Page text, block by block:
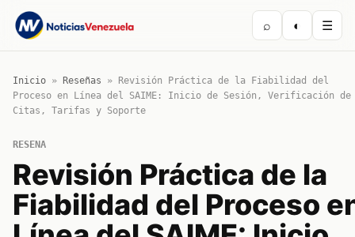
⌕ ◐ ☰
Inicio » Reseñas »
Revisión Práctica de la Fiabilidad del
Proceso en Línea del SAIME: Inicio de Sesión, Verificación de
Citas, Tarifas y Soporte
RESENA
Revisión Práctica de la
Fiabilidad del Proceso